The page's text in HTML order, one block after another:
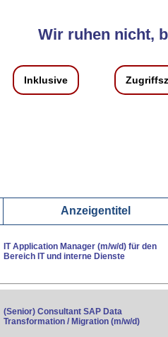
Wir ruhen nicht,
Inklusive
Anzeigentitel
IT Application Manager (m/w/d) für den
Bereich IT und interne Dienste
(Senior) Consultant SAP Data
Transformation / Migration (m/w/d)